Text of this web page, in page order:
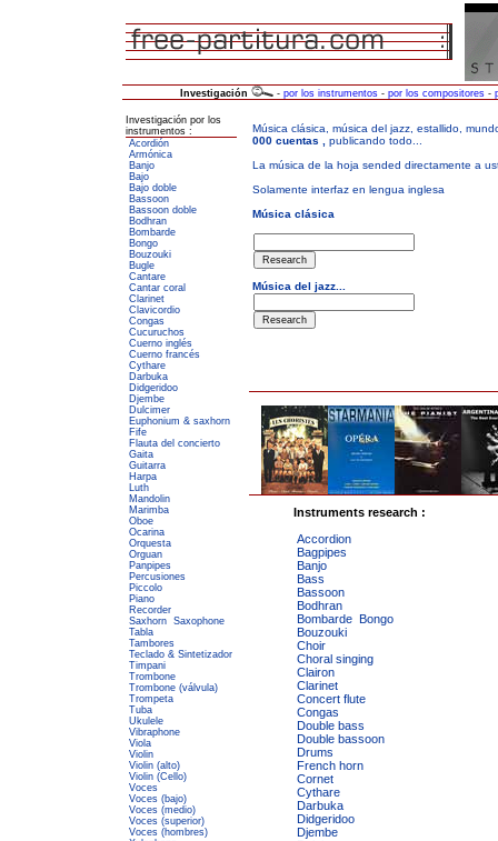
Investigación - por los instrumentos - por los compositores -
Investigación por los
instrumentos :
Acordión
Armónica
Banjo
Bajo
Bajo doble
Bassoon
Bassoon doble
Bodhran
Bombarde
Bongo
Bouzouki
Bugle
Cantare
Cantar coral
Clarinet
Clavicordio
Congas
Cucuruchos
Cuerno inglés
Cuerno francés
Cythare
Darbuka
Didgeridoo
Djembe
Dulcimer
Euphonium & saxhorn
Fife
Flauta del concierto
Gaita
Guitarra
Harpa
Luth
Mandolin
Marimba
Oboe
Ocarina
Orquesta
Orguan
Panpipes
Percusiones
Piccolo
Piano
Recorder
Saxhorn Saxophone
Tabla
Tambores
Teclado & Sintetizador
Timpani
Trombone
Trombone (válvula)
Trompeta
Tuba
Ukulele
Vibraphone
Viola
Violin
Violin (alto)
Violin (Cello)
Voces
Voces (bajo)
Voces (medio)
Voces (superior)
Voces (hombres)
Instruments research :
Accordion
Bagpipes
Banjo
Bass
Bassoon
Bodhran
Bombarde Bongo
Bouzouki
Choir
Choral singing
Clairon
Clarinet
Concert flute
Congas
Double bass
Double bassoon
Drums
French horn
Cornet
Cythare
Darbuka
Didgeridoo
Djembe